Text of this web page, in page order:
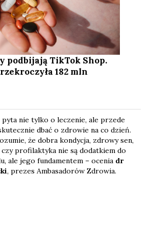
podbijają TikTok Shop.
182 mln
nie tylko o leczenie, ale przede
dbać o zdrowie na co dzień.
że dobra kondycja, zdrowy sen,
czy profilaktyka nie są dodatkiem do
ale jego fundamentem – ocenia dr
, prezes Ambasadorów Zdrowia.